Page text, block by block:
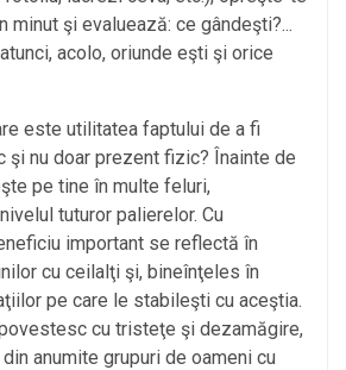
minut şi evaluează: ce gândeşti?...
acolo, oriunde eşti şi orice
este utilitatea faptului de a fi
şi nu doar prezent fizic? Înainte de
pe tine în multe feluri,
tuturor palierelor. Cu
important se reflectă în
cu ceilalţi şi, bineînţeles în
pe care le stabileşti cu aceştia.
cu tristeţe şi dezamăgire,
anumite grupuri de oameni cu